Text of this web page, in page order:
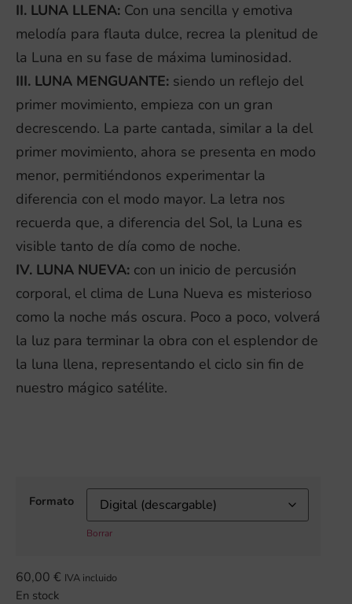
II. LUNA LLENA: Con una sencilla y emotiva
melodía para flauta dulce, recrea la plenitud de
la Luna en su fase de máxima luminosidad.
III. LUNA MENGUANTE: siendo un reflejo del
primer movimiento, empieza con un gran
decrescendo. La parte cantada, similar a la del
primer movimiento, ahora se presenta en modo
menor, permitiéndonos experimentar la
diferencia con el modo mayor. La letra nos
recuerda que, a diferencia del Sol, la Luna es
visible tanto de día como de noche.
IV. LUNA NUEVA: con un inicio de percusión
corporal, el clima de Luna Nueva es misterioso
como la noche más oscura. Poco a poco, volverá
la luz para terminar la obra con el esplendor de
la luna llena, representando el ciclo sin fin de
nuestro mágico satélite.
Formato
Borrar
60,00 € IVA incluido
En stock